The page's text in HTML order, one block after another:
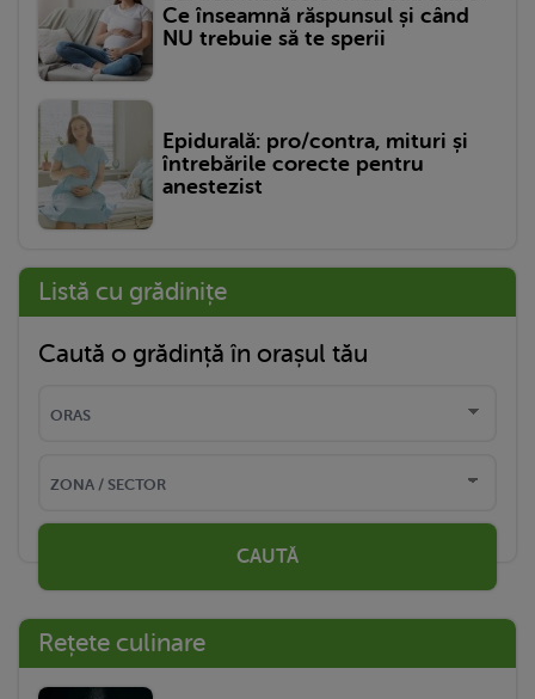
Ce înseamnă răspunsul și când
NU trebuie să te sperii
Epidurală: pro/contra, mituri și
întrebările corecte pentru
anestezist
Listă cu grădinițe
Caută o grădință în orașul tău
CAUTĂ
Rețete culinare